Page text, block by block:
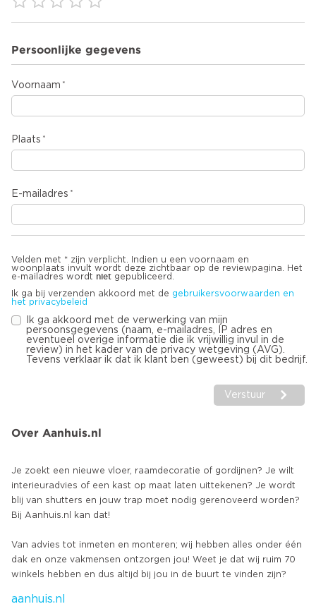
Persoonlijke gegevens
Voornaam
Plaats
E-mailadres
Velden met * zijn verplicht. Indien u een voornaam en
woonplaats invult wordt deze zichtbaar op de reviewpagina. Het
e-mailadres wordt niet gepubliceerd.
Ik ga bij verzenden akkoord met de gebruikersvoorwaarden en
het privacybeleid
Ik ga akkoord met de verwerking van mijn
persoonsgegevens (naam, e-mailadres, IP adres en
eventueel overige informatie die ik vrijwillig invul in de
review) in het kader van de privacy wetgeving (AVG).
Tevens verklaar ik dat ik klant ben (geweest) bij dit bedrijf.
Verstuur
Over Aanhuis.nl
Je zoekt een nieuwe vloer, raamdecoratie of gordijnen? Je wilt
interieuradvies of een kast op maat laten uittekenen? Je wordt
blij van shutters en jouw trap moet nodig gerenoveerd worden?
Bij Aanhuis.nl kan dat!
Van advies tot inmeten en monteren; wij hebben alles onder één
dak en onze vakmensen ontzorgen jou! Weet je dat wij ruim 70
aanhuis.nl